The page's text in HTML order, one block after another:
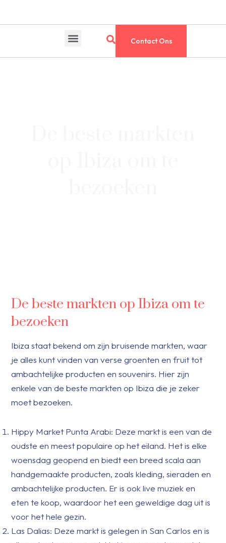
Contact Ons
De beste markten op Ibiza om te
bezoeken
Ibiza staat bekend om zijn bruisende markten, waar
je alles kunt vinden van verse groenten en fruit tot
ambachtelijke producten en souvenirs. Hier zijn
enkele van de beste markten op Ibiza die je zeker
moet bezoeken.
Hippy Market Punta Arabi: Deze markt is een van de
oudste en meest populaire op het eiland. Het is elke
woensdag geopend en biedt een breed scala aan
handgemaakte producten, zoals kleding, sieraden en
ambachtelijke producten. Er is ook live muziek en
eten te koop, waardoor het een geweldige dag uit is
voor het hele gezin.
Las Dalias: Deze markt is gelegen in San Carlos en is